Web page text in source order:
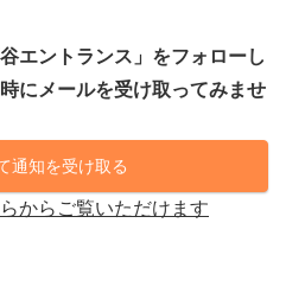
エントランス」をフォローし
にメールを受け取ってみませ
通知を受け取る
からご覧いただけます